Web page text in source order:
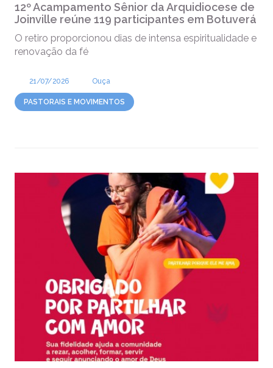
12º Acampamento Sênior da Arquidiocese de
Joinville reúne 119 participantes em Botuverá
O retiro proporcionou dias de intensa espiritualidade e
renovação da fé
21/07/2026 Ouça
PASTORAIS E MOVIMENTOS